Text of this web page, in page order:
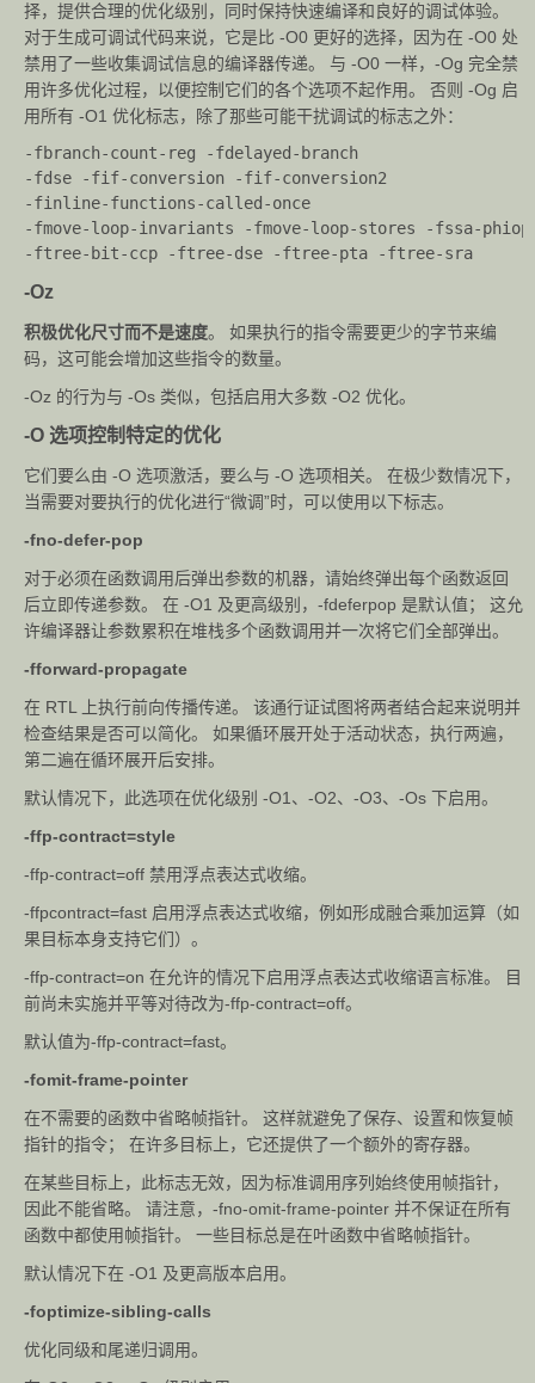
-
funsign
ed-char
-fno-
char
-
fsigned
-char
-fno-
unsigne
对char类型进行设置,决定将char类型设置成
unsigned char(前两个参数)
signed char(后两个参数)
择，提供合理的优化级别，同时保持快速编译和良好的调试体验。
对于生成可调试代码来说，它是比 -O0 更好的选择，因为在 -O0 处
禁用了一些收集调试信息的编译器传递。 与 -O0 一样，-Og 完全禁
用许多优化过程，以便控制它们的各个选项不起作用。 否则 -Og 启
用所有 -O1 优化标志，除了那些可能干扰调试的标志之外：
-fbranch-count-reg -fdelayed-branch
-fdse -fif-conversion -fif-conversion2
-finline-functions-called-once
-fmove-loop-invariants -fmove-loop-stores -fssa-
-ftree-bit-ccp -ftree-dse -ftree-pta -ftree-sra
-Oz
积极优化尺寸而不是速度。 如果执行的指令需要更少的字节来编
码，这可能会增加这些指令的数量。
-Oz 的行为与 -Os 类似，包括启用大多数 -O2 优化。
-O 选项控制特定的优化
它们要么由 -O 选项激活，要么与 -O 选项相关。 在极少数情况下，
当需要对要执行的优化进行“微调”时，可以使用以下标志。
-fno-defer-pop
对于必须在函数调用后弹出参数的机器，请始终弹出每个函数返回
后立即传递参数。 在 -O1 及更高级别，-fdeferpop 是默认值； 这允
许编译器让参数累积在堆栈多个函数调用并一次将它们全部弹出。
-fforward-propagate
在 RTL 上执行前向传播传递。 该通行证试图将两者结合起来说明并
检查结果是否可以简化。 如果循环展开处于活动状态，执行两遍，
第二遍在循环展开后安排。
默认情况下，此选项在优化级别 -O1、-O2、-O3、-Os 下启用。
-ffp-contract=style
-ffp-contract=off 禁用浮点表达式收缩。
-ffpcontract=fast 启用浮点表达式收缩，例如形成融合乘加运算（如
果目标本身支持它们）。
-ffp-contract=on 在允许的情况下启用浮点表达式收缩语言标准。 目
前尚未实施并平等对待改为-ffp-contract=off。
默认值为-ffp-contract=fast。
-fomit-frame-pointer
在不需要的函数中省略帧指针。 这样就避免了保存、设置和恢复帧
指针的指令； 在许多目标上，它还提供了一个额外的寄存器。
在某些目标上，此标志无效，因为标准调用序列始终使用帧指针，
因此不能省略。 请注意，-fno-omit-frame-pointer 并不保证在所有
函数中都使用帧指针。 一些目标总是在叶函数中省略帧指针。
默认情况下在 -O1 及更高版本启用。
-foptimize-sibling-calls
优化同级和尾递归调用。